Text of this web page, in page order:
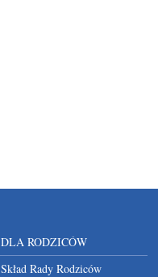
DLA RODZICÓW
Skład Rady Rodziców